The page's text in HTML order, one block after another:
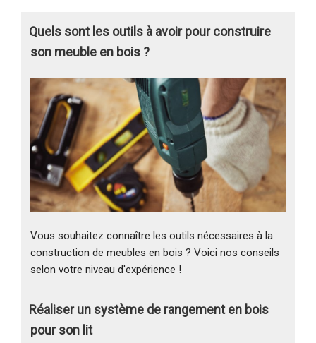
Quels sont les outils à avoir pour construire
son meuble en bois ?
Vous souhaitez connaître les outils nécessaires à la
construction de meubles en bois ? Voici nos conseils
selon votre niveau d'expérience !
Réaliser un système de rangement en bois
pour son lit